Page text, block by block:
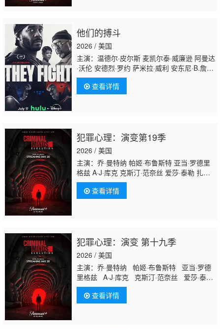
·迈尔斯 妮可·帕森特 康纳·斯托
瑞 Inny·Clemons Owais·Ahmed
他们的搏斗
2026 / 美国
主演：温德尔·皮尔斯 麦凯尔泰·威廉逊 阿曼达
·沃伦 安德烈·罗约 萨米拉·威利 安东尼·B.詹金
斯 安德烈·霍兰 J·阿方斯·尼科尔森 提纳西·卡
黑锡 埃里卡·伍兹 Micaiah Jones 安妮塔·摩
尔 Tory Jacqui Malone Lucky Harmon 图森
查看详情
犯罪心理：演变第19季
2026 / 美国
主演：乔·曼特纳 帕姬·布鲁斯特 亚当·罗德里
格兹 A·J·库克 克斯汀·范奈丝 爱莎·泰勒 扎克·
吉尔福德 瑞安-詹姆斯·畑中 妮可·帕森特 康纳·
斯托瑞 贾斯汀·柯克 伊薇特·尼科尔·布朗 克拉
克·格雷格 保罗·F·汤普金斯 克莱斯·威廉斯 科
斯 卡拉·杰德·迈尔
斯 Owais Ahmed Troy Castaneda 麦丽卡·戈
维奇 M.C. Huff 罗伯特·摩根 麦
查看详情
犯罪心理：演变 第十九季
2026 / 美国
主演：乔·曼特纳 帕姬·布鲁斯特 亚当·罗德
里格兹 A·J·库克 克斯汀·范奈丝 爱莎·泰勒
扎克·吉尔福德 瑞安-詹姆斯·畑中 妮可·帕
森特 康纳·斯托瑞 贾斯汀·柯克 伊薇特·尼
科尔·布朗 克拉克·格雷格 保罗·F·汤普金斯
查看详情